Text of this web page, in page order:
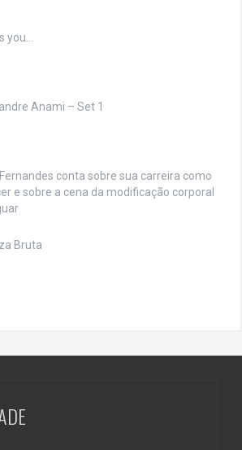
you…
Anami – Set 1
conta sobre sua carreira como
e sobre a cena da modificação corporal
Bruta